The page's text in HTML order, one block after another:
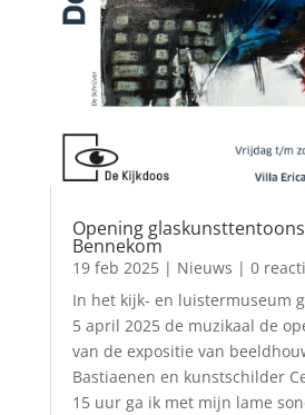
Opening
Bennekom
19 feb 2025| Nieuws | 0
In het kijk- en luistermuseum
5 april 2025 de muzikaal de
van de expositie van
Bastiaenen en kunstschilder
15 uur ga ik met mijn lame